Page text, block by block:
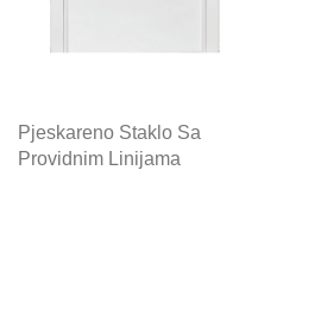
Pjeskareno Staklo Sa
Providnim Linijama